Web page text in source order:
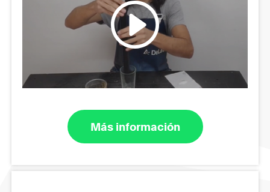
Más información